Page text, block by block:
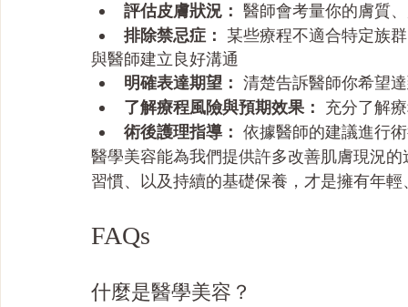
評估皮膚狀況： 醫師會考量你的膚質
排除禁忌症：
某些療程不適合特定族
與醫師建立良好溝通
明確表達期望： 清楚告訴醫師你希望
了解療程風險與預期效果：
充分了解
術後護理指導： 依據醫師的建議進行
醫學美容能為我們提供許多改善肌膚現況
習慣、以及持續的基礎保養，才是擁有年
FAQs
什麼是醫學美容？